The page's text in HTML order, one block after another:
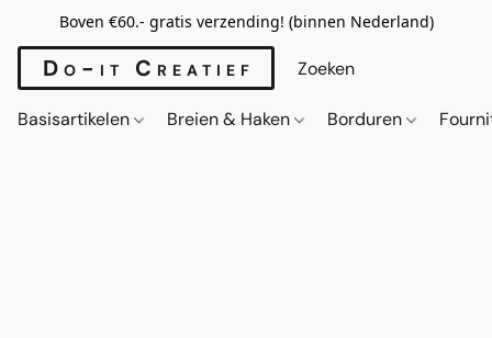
Boven €60.- gratis verzending! (binnen Nederland)
Do-it Creatief
Basisartikelen Breien & Haken Borduren